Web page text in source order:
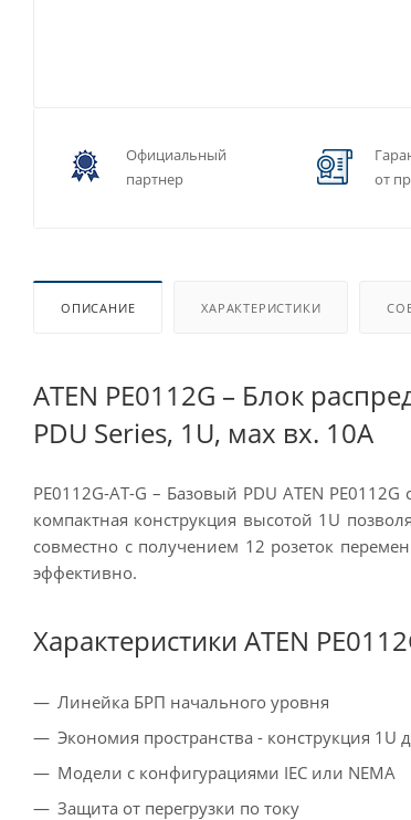
Официальный
партнер
от
ОПИСАНИЕ ХАРАКТЕРИСТИКИ
ATEN PE0112G – Блок
PDU Series, 1U, мах вх. 10A
PE0112G-AT-G – Базовый PDU ATEN
компактная конструкция высотой 1U
совместно с получением 12 розеток
эффективно.
Характеристики ATEN
Линейка БРП начального уровня
Экономия пространства - конструкция 1U
Модели с конфигурациями IEC или NEMA
Защита от перегрузки по току